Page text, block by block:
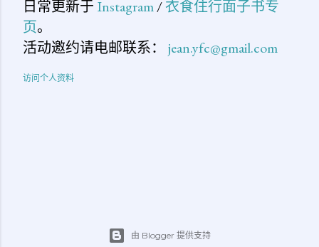
日常更新于 Instagram/衣食住行面子书专
页。
活动邀约请电邮联系： jean.yfc@gmail.com
访问个人资料
由 Blogger 提供支持